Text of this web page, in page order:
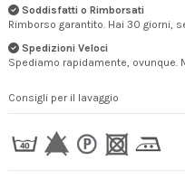
Soddisfatti o Rimborsati
Rimborso garantito. Hai 30 giorni,
Spedizioni Veloci
Spediamo rapidamente, ovunque.
Consigli per il lavaggio